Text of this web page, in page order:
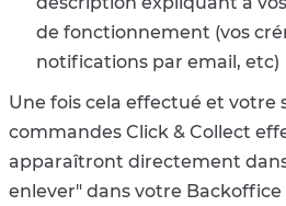
de fonctionnement (vos
notifications par email, etc)
Une fois cela effectué et votre
commandes Click & Collect
apparaîtront directement
enlever" dans votre